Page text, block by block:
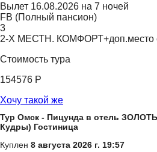
Вылет 16.08.2026 на 7 ночей
FB (Полный пансион)
3
2-Х МЕСТН. КОМФОРТ+доп.место
Стоимость тура
154576 Р
Хочу такой же
Тур Омск - Пицунда в отель
Кудры) Гостиница
Куплен 8 августа 2026 г. 19:57